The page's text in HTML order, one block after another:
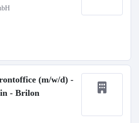
(m/w/d) -
- Brilon